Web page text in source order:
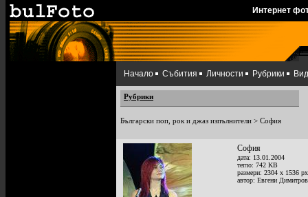
Интернет
Начало Събития Личности Рубрики
Рубрики
Български поп, рок и джаз изпълнители > София
София
дата: 13.01.2004
тегло: 742 KB
размери: 2304 x 1536
автор: Евгени Димитров